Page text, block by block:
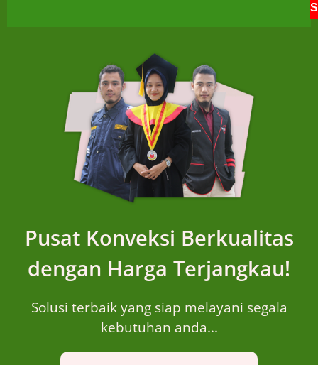
Pusat Konveksi Berkualitas
dengan Harga Terjangkau!
Solusi terbaik yang siap melayani segala
kebutuhan anda...